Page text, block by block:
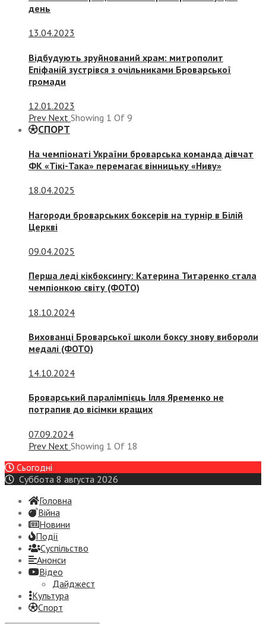
день
13.04.2023
Відбудують зруйнований храм: митрополит
Епіфаній зустрівся з очільниками Броварської
громади
12.01.2023
Prev Next Showing 1 Of 9
СПОРТ
На чемпіонаті України броварська команда дівчат
ФК «Тікі-Така» перемагає вінницьку «Ниву»
18.04.2025
Нагороди броварських боксерів на турнір в Білій
Церкві
09.04.2025
Перша леді кікбоксингу: Катерина Титаренко стала
чемпіонкою світу (ФОТО)
18.10.2024
Вихованці Броварської школи боксу знову вибороли
медалі (ФОТО)
14.10.2024
Броварський паралімпієць Ілля Яременко не
потрапив до вісімки кращих
07.09.2024
Prev Next Showing 1 Of 18
Сьогодні
Суббота 8 августа 2026
Головна
Війна
Новини
Події
Суспiльство
Анонси
Відео
Дайджест
Культура
Спорт